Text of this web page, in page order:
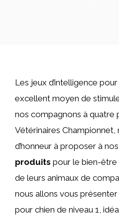
Les jeux d’intelligence
excellent moyen de
nos compagnons à quatre
Vétérinaires
d’honneur à proposer à
produits pour le bien-
de leurs animaux de
nous allons vous présenter
pour chien de niveau 1,